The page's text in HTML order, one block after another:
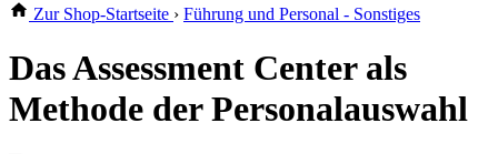
Zur Shop-Startseite › Führung und Personal - Sonstiges
Das Assessment Center als
Methode der Personalauswahl